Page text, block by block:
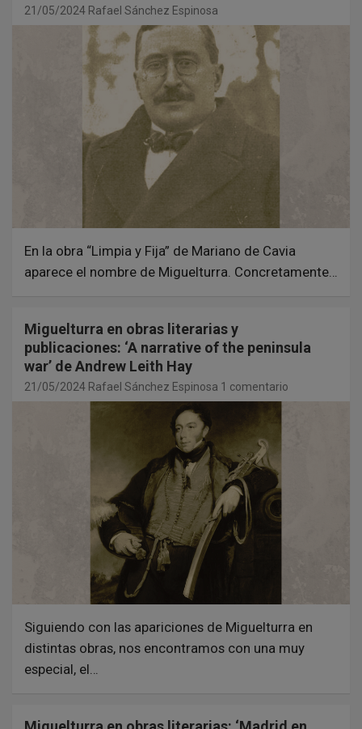
21/05/2024 Rafael Sánchez Espinosa
En la obra “Limpia y Fija” de Mariano de Cavia
aparece el nombre de Miguelturra. Concretamente…
Miguelturra en obras literarias y
publicaciones: ‘A narrative of the peninsula
war’ de Andrew Leith Hay
21/05/2024 Rafael Sánchez Espinosa 1 comentario
Siguiendo con las apariciones de Miguelturra en
distintas obras, nos encontramos con una muy
especial, el…